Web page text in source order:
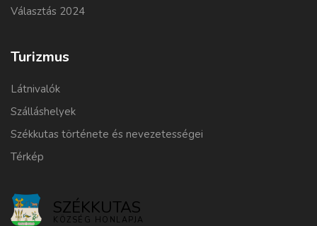
Választás 2024
Turizmus
Látnivalók
Szálláshelyek
Székkutas története és nevezetességei
Térkép
SZÉKKUTAS
KÖZSÉG HONLAPJA